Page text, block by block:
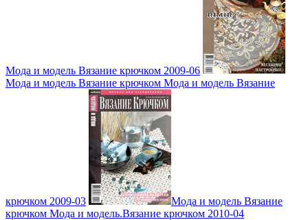
Мода и модель Вязание крючком 2009-06
Мода и модель Вязание крючком Мода и модель Вязание
крючком 2009-03
Мода и модель Вязание
крючком Мода и модель.Вязание крючком 2010-04